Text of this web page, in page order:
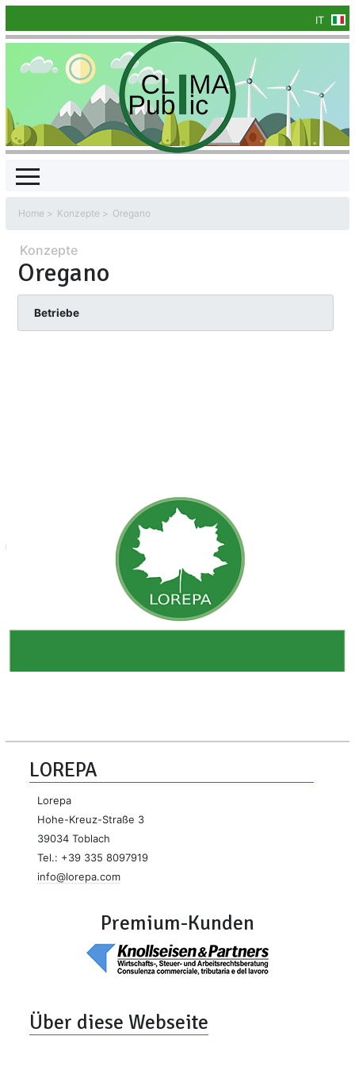
IT
Home Konzepte Oregano
Konzepte
Oregano
Betriebe
LOREPA
Lorepa
Hohe-Kreuz-Straße 3
39034 Toblach
Tel.: +39 335 8097919
info@lorepa.com
Premium-Kunden
Über diese Webseite